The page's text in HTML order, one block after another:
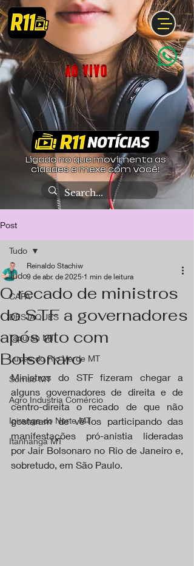
Ligado no que movimenta as
cidades e mexe com você!
Post
Tudo
CAPA
DESTAQUES
Tapurah MT
Lucas do Rio Verde MT
Sorriso MT
Agro Industria Comércio
Ipiranga do Norte MT
Itanhangá MT
Tudo
O recado de ministros
do STF a governadores
após ato com
Bolsonaro
Reinaldo Stachiw
9 de abr. de 2025 1 min de leitura
Ministros do STF fizeram chegar a
alguns governadores de direita e de
centro-direita o recado de que não
gostaram de vê-los participando das
manifestações pró-anistia lideradas
por Jair Bolsonaro no Rio de Janeiro e,
sobretudo, em São Paulo.